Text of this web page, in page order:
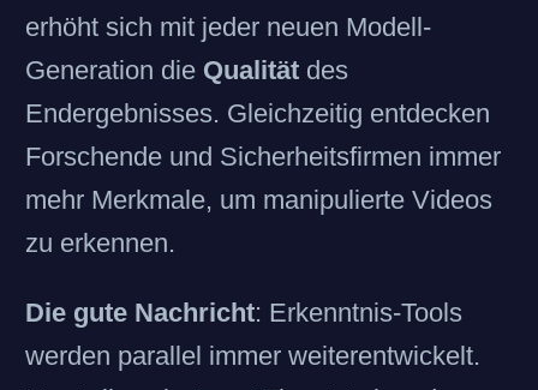
erhöht sich mit jeder neuen Modell-
Generation die Qualität des
Endergebnisses. Gleichzeitig entdecken
Forschende und Sicherheitsfirmen immer
mehr Merkmale, um manipulierte Videos
zu erkennen.
Die gute Nachricht: Erkenntnis-Tools
werden parallel immer weiterentwickelt.